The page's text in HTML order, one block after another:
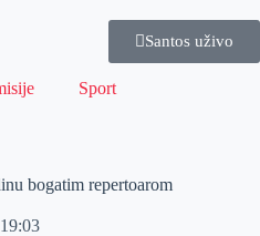
Santos uživo
Sport
bogatim repertoarom
19:03